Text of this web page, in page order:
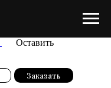
Оставить
Заказать